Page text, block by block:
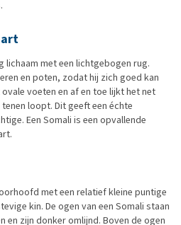
lichaam met een lichtgebogen rug.
en poten, zodat hij zich goed kan
voeten en af en toe lijkt het net
loopt. Dit geeft een échte
Een Somali is een opvallende
met een relatief kleine puntige
kin. De ogen van een Somali staan
en zijn donker omlijnd. Boven de ogen